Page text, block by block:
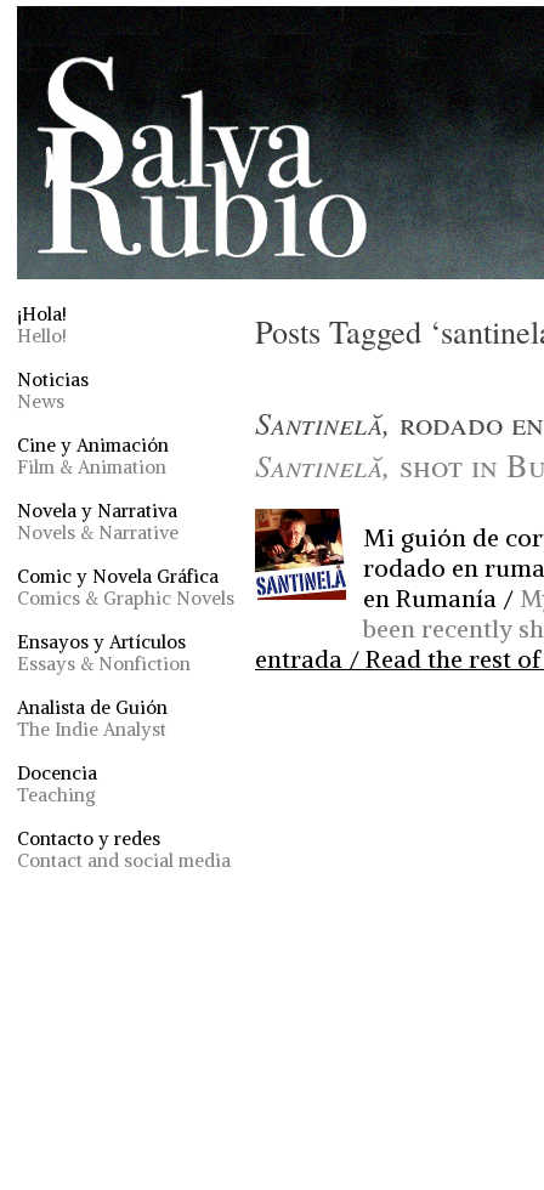
¡Hola!
Hello!
Noticias
News
Cine y Animación
Film & Animation
Novela y Narrativa
Novels & Narrative
Comic y Novela Gráfica
Comics & Graphic Novels
Ensayos y Artículos
Essays & Nonfiction
Analista de Guión
The Indie Analyst
Docencia
Teaching
Contacto y redes
Contact and social media
Posts Tagged
Santinelă, rodado
Santinelă, shot in
Mi guión de
rodado en
en Rumanía /
been recently
entrada / Read the rest